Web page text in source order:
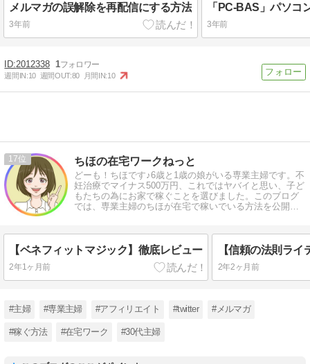
メルマガの誤解除を再配信にする方法
3年前 3年前
2012338 1
週間IN:10 週間OUT:80 月間IN:10
17 ちほの在宅ワークねっと
どーも！ちほです♪6歳と1歳の娘がいる専業主婦です。不
妊治療でマイナス500万円、これではヤバイと思い、子ど
もたちの為にお家で稼ぐことを選びました。このブログ
では、専業主婦のちほが在宅で稼いでいる方法を公開し
【ベネフィットマジック】徹底レビュー
2年1ヶ月前 2年2ヶ月前
#主婦 #専業主婦 #アフィリエイト #twitter #メルマガ
#稼ぐ方法 #在宅ワーク #30代主婦